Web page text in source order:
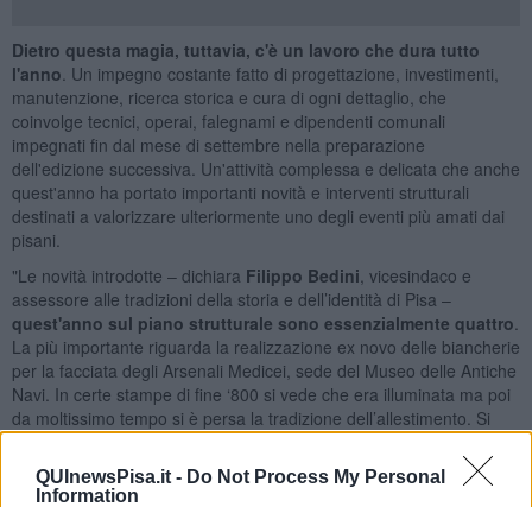
QUInewsPisa.it - Do Not Process My Personal
Information
Dietro questa magia, tuttavia, c'è un lavoro che dura tutto
l'anno . Un impegno costante fatto di progettazione, investimenti,
manutenzione, ricerca storica e cura di ogni dettaglio, che
coinvolge tecnici, operai, falegnami e dipendenti comunali
impegnati fin dal mese di settembre nella preparazione
dell'edizione successiva. Un'attività complessa e delicata che anche
quest'anno ha portato importanti novità e interventi strutturali
destinati a valorizzare ulteriormente uno degli eventi più amati dai
pisani.
"Le novità introdotte – dichiara Filippo Bedini , vicesindaco e
assessore alle tradizioni della storia e dell’identità di Pisa –
quest'anno sul piano strutturale sono essenzialmente quattro
La più importante riguarda la realizzazione ex novo delle biancherie
per la facciata degli Arsenali Medicei, sede del Museo delle Antiche
Navi. In certe stampe di fine ‘800 si vede che era illuminata ma poi
da moltissimo tempo si è persa la tradizione dell’allestimento. Si
tratta di una scelta che non era più rimandabile e che va a
completare finalmente tutti i tratti dei Lungarni interessati dalla
Luminara. Storicamente, infatti, le biancherie vengono allestite dal